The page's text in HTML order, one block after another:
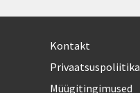
Kontakt
Privaatsuspoliitika
Müügitingimused